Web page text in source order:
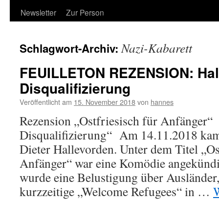
Newsletter
Zur Person
Schlagwort-Archiv:Nazi-Kabarett
FEUILLETON REZENSION:
Disqualifizierung
Veröffentlicht am 15. November 2018von hannes
Rezension „Ostfriesisch für
Disqualifizierung“ Am 14.11.2018
Dieter Hallevorden. Unter dem Titel
Anfänger“ war eine Komödie
wurde eine Belustigung über
kurzzeitige „Welcome Refugees“ in …